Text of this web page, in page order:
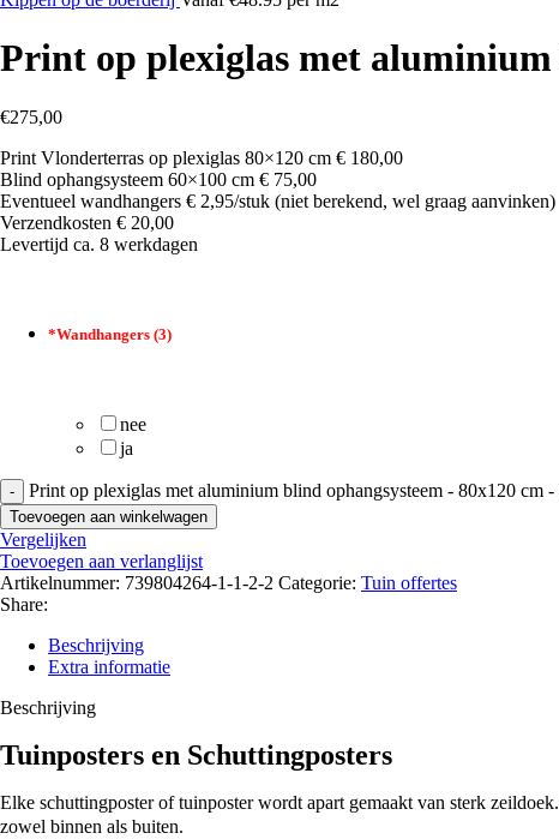
Print op plexiglas met aluminium
€275,00
Print Vlonderterras op plexiglas 80×120 cm € 180,00
Blind ophangsysteem 60×100 cm € 75,00
Eventueel wandhangers € 2,95/stuk (niet berekend, wel graag aanvinken)
Verzendkosten € 20,00
Levertijd ca. 8 werkdagen
*Wandhangers (3)
nee
ja
Print op plexiglas met aluminium blind ophangsysteem - 80x120 cm -
Toevoegen aan winkelwagen
Vergelijken
Toevoegen aan verlanglijst
Artikelnummer: 739804264-1-1-2-2 Categorie: Tuin offertes
Share:
Beschrijving
Extra informatie
Beschrijving
Tuinposters en Schuttingposters
Elke schuttingposter of tuinposter wordt apart gemaakt van sterk
zowel binnen als buiten.